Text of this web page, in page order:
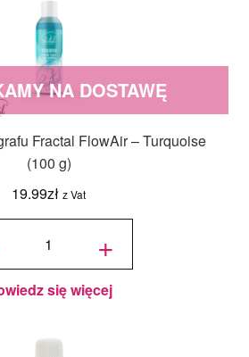
Fractal FlowAir – Turquoise
(100 g)
19.99zł z Vat
NA DOSTAWĘ
-
g)
+
się więcej